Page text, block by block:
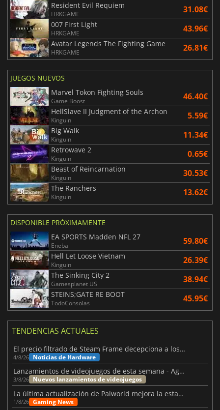
Resident Evil Requiem
HRKGAME 31.08€
007 First Light
HRKGAME 43.96€
Avatar Legends The Fighting Game
HRKGAME 26.81€
JUEGOS NUEVOS
Marvel Tokon Fighting Souls
Game Boost 46.40€
HellSlave II Judgment of the Archon
Kinguin 5.59€
Big Walk
Kinguin 11.34€
Retrowave 2
Kinguin 0.65€
Beast of Reincarnation
Kinguin 30.53€
The Ranchers
Kinguin 13.62€
DISPONIBLE PRÓXIMAMENTE
EA SPORTS Madden NFL 27
Eneba 59.80€
Hell Let Loose Vietnam
Kinguin 26.39€
The Sinking City 2
Gamesplanet US 38.94€
STEINS;GATE RE BOOT
TodoConsolas 45.95€
TENDENCIAS ACTUALES
El precio filtrado de Steam Frame decepciona a los usuarios
4/8/26 Noticias de Hardware
Lanzamientos de videojuegos de esta semana - Agosto de 2026 (semana 32)
3/8/26 Nuevos lanzamientos de videojuegos
La última actualización de Palworld mejora la estabilidad
1/8/26 Gaming News